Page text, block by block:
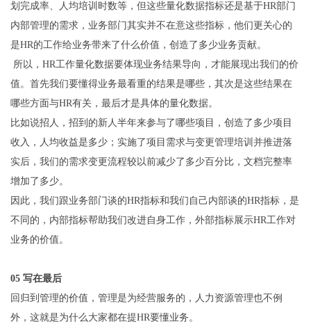
划完成率、人均培训时数等，但这些量化数据指标还是基于HR部门
内部管理的需求，业务部门其实并不在意这些指标，他们更关心的
是HR的工作给业务带来了什么价值，创造了多少业务贡献。
所以，HR工作量化数据要体现业务结果导向，才能展现出我们的价
值。首先我们要懂得业务最看重的结果是哪些，其次是这些结果在
哪些方面与HR有关，最后才是具体的量化数据。
比如说招人，招到的新人半年来参与了哪些项目，创造了多少项目
收入，人均收益是多少；实施了项目需求与变更管理培训并推进落
实后，我们的需求变更流程较以前减少了多少百分比，文档完整率
增加了多少。
因此，我们跟业务部门谈的HR指标和我们自己内部谈的HR指标，是
不同的，内部指标帮助我们改进自身工作，外部指标展示HR工作对
业务的价值。
05 写在最后
回归到管理的价值，管理是为经营服务的，人力资源管理也不例
外，这就是为什么大家都在提HR要懂业务。